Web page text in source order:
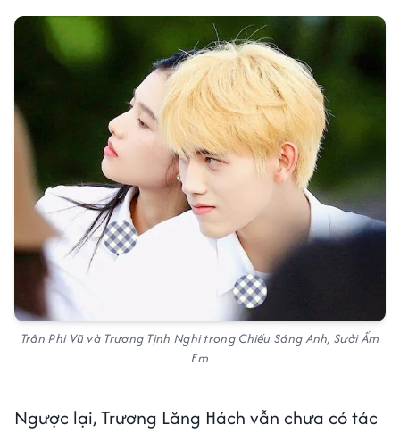
Trần Phi Vũ và Trương Tịnh Nghi trong Chiếu Sáng Anh, Sưởi Ấm
Em
Ngược lại, Trương Lăng Hách vẫn chưa có tác